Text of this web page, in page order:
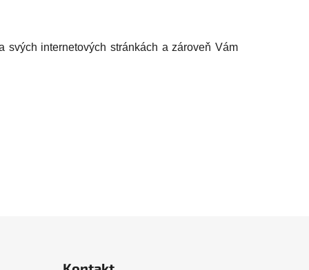
internetových stránkách a zároveň Vám